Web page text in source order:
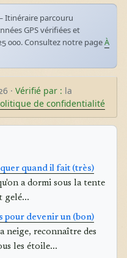
Itinéraire parcouru
GPS vérifiées et
000. Consultez notre pageÀ
· Vérifié par : la
de confidentialité
quand il fait (très)
a dormi sous la tente
gelé...
pour devenir un (bon)
neige, reconnaître des
les étoile...